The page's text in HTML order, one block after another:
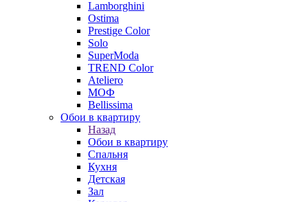
Lamborghini
Ostima
Prestige Color
Solo
SuperModa
TREND Color
Ateliero
МОФ
Bellissima
Обои в квартиру
Назад
Обои в квартиру
Спальня
Кухня
Детская
Зал